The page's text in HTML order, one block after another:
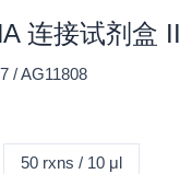
连接试剂盒 II
/ AG11808
50 rxns / 10 μl